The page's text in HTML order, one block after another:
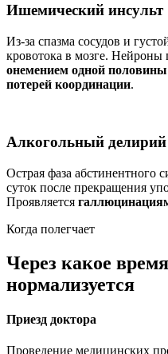
Ишемический инсульт
Из-за спазма сосудов и
кровотока в мозге. Нейроны
онемением одной
потерей координации.
Алкогольный делирий
Острая фаза абстинентного
суток после прекращения
Проявляется
Когда полегчает
Через какое
нормализуется
Приезд доктора
Проведение медицинских